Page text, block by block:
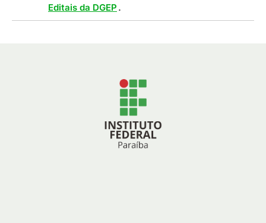
Editais da DGEP .